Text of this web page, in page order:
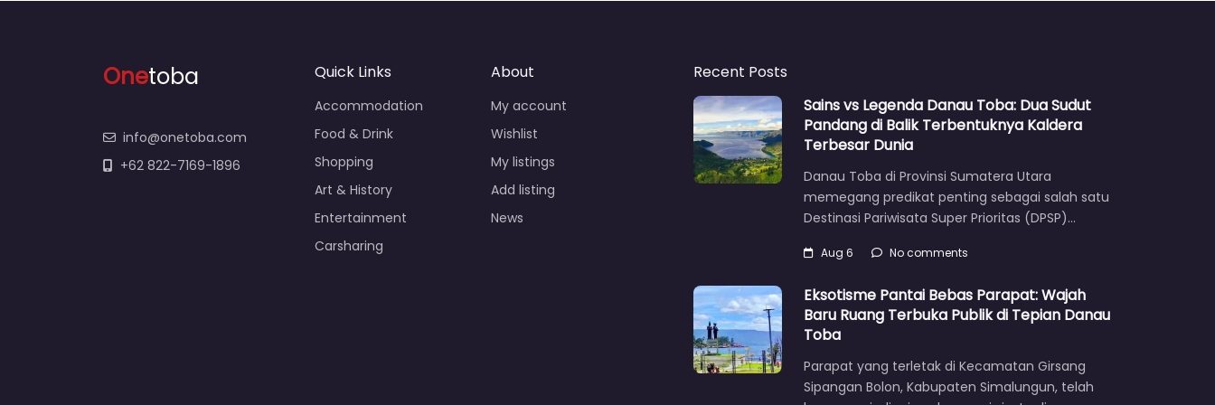
Onetoba
info@onetoba.com
+62 822-7169-1896
Quick Links
Accommodation
Food & Drink
Shopping
Art & History
Entertainment
Carsharing
About
My account
Wishlist
My listings
Add listing
News
Recent Posts
Sains vs Legenda Danau Toba: Dua Sudut
Pandang di Balik Terbentuknya Kaldera
Terbesar Dunia
Danau Toba di Provinsi Sumatera Utara
memegang predikat penting sebagai salah satu
Destinasi Pariwisata Super Prioritas (DPSP)…
Aug 6 No comments
Eksotisme Pantai Bebas Parapat: Wajah
Baru Ruang Terbuka Publik di Tepian Danau
Toba
Parapat yang terletak di Kecamatan Girsang
Sipangan Bolon, Kabupaten Simalungun, telah